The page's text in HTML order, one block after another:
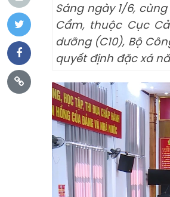
Sáng ngày 1/6,
Cẩm, thuộc Cục
dưỡng (C10), Bộ
quyết định đặc xá